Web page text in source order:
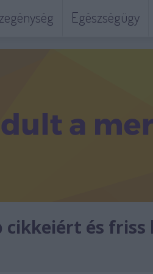
Egészségügy
cikkeiért és